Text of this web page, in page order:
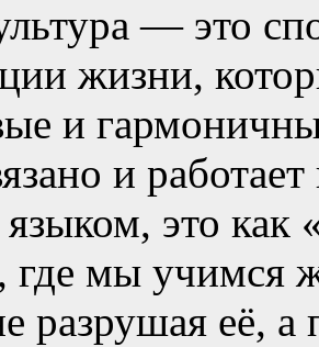
— это
жизни,
и
и
это
где мы учимся
разрушая её, а